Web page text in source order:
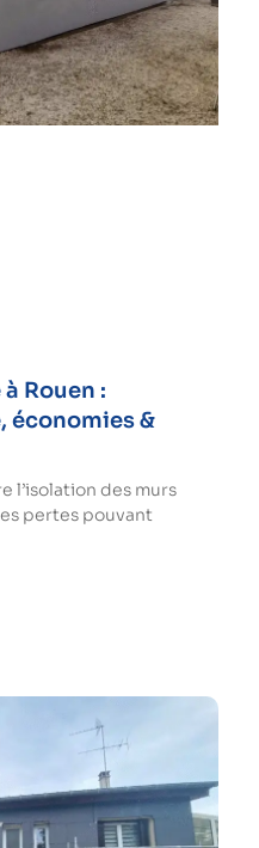
Rouen :
&
l’isolation des murs
pertes pouvant